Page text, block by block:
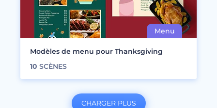
Modèles de menu pour Thanksgiving
10 SCÈNES
CHARGER PLUS